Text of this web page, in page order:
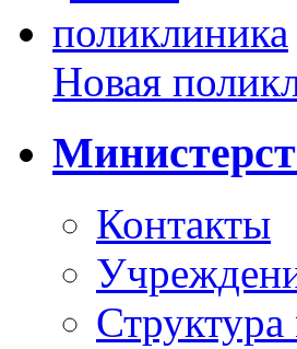
Новая
Контакты
Структура